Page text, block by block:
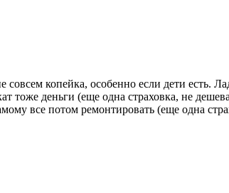
копейка, особенно если дети есть.
тоже деньги (еще одна страховка, не
все потом ремонтировать (еще одна